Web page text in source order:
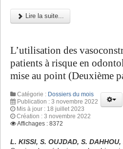
Lire la suite...
L’utilisation des
patients à risque en
mise au point (Deuxième
Catégorie : Dossiers du mois
Publication : 3 novembre 2022
Mis à jour : 18 juillet 2023
Création : 3 novembre 2022
Affichages : 8372
L. KISSI, S. OUJDAD, S. DAHHOU,